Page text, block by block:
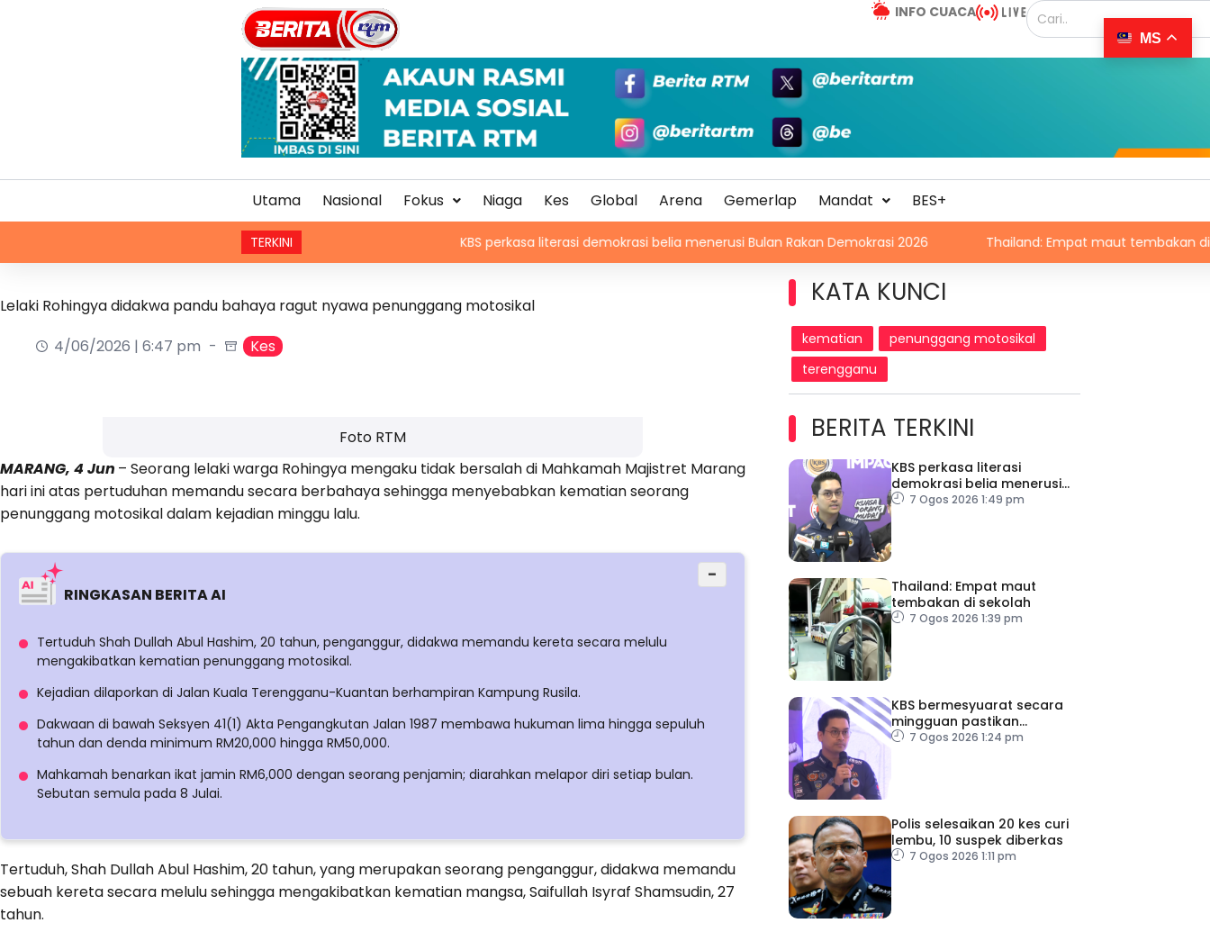
INFO CUACA
Utama Nasional Fokus Niaga Kes Global Arena Gemerlap Mandat BES+
TERKINI KBS perkasa literasi demokrasi belia menerusi Bulan Rakan Demokrasi 2026 Thailand: Empat maut tembakan di sekolah
Lelaki Rohingya didakwa pandu bahaya ragut nyawa penunggang motosikal
4/06/2026 | 6:47 pm
Kes
Foto RTM
MARANG, 4 Jun – Seorang lelaki warga Rohingya mengaku tidak bersalah di Mahkamah Majistret Marang
hari ini atas pertuduhan memandu secara berbahaya sehingga menyebabkan kematian seorang
penunggang motosikal dalam kejadian minggu lalu.
RINGKASAN BERITA AI
−
Tertuduh Shah Dullah Abul Hashim, 20 tahun, penganggur, didakwa memandu kereta secara melulu
mengakibatkan kematian penunggang motosikal.
Kejadian dilaporkan di Jalan Kuala Terengganu-Kuantan berhampiran Kampung Rusila.
Dakwaan di bawah Seksyen 41(1) Akta Pengangkutan Jalan 1987 membawa hukuman lima hingga sepuluh
tahun dan denda minimum RM20,000 hingga RM50,000.
Mahkamah benarkan ikat jamin RM6,000 dengan seorang penjamin; diarahkan melapor diri setiap bulan.
Sebutan semula pada 8 Julai.
Tertuduh, Shah Dullah Abul Hashim, 20 tahun, yang merupakan seorang penganggur, didakwa memandu
sebuah kereta secara melulu sehingga mengakibatkan kematian mangsa, Saifullah Isyraf Shamsudin, 27
tahun.
KATA KUNCI
kematian
penunggang motosikal
terengganu
BERITA TERKINI
KBS perkasa literasi
demokrasi belia menerusi
Bulan Rakan Demokrasi
7 Ogos 2026 1:49 pm
Thailand: Empat maut
tembakan di sekolah
7 Ogos 2026 1:39 pm
KBS bermesyuarat secara
mingguan pastikan
persiapan F1 lancar
7 Ogos 2026 1:24 pm
Polis selesaikan 20 kes curi
lembu, 10 suspek diberkas
7 Ogos 2026 1:11 pm
MS